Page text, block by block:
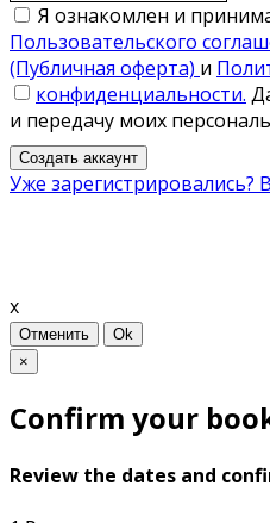
Я ознакомлен и
Пользовательского
(Публичная оферта) и
конфиденциальности.
и передачу моих
Создать аккаунт
Уже зарегистрировались?
x
Отменить
Ok
×
Confirm your
Review the dates and